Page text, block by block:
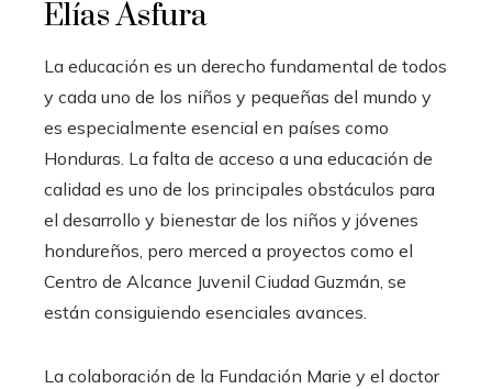
Elías Asfura
La educación es un derecho fundamental de todos
y cada uno de los niños y pequeñas del mundo y
es especialmente esencial en países como
Honduras. La falta de acceso a una educación de
calidad es uno de los principales obstáculos para
el desarrollo y bienestar de los niños y jóvenes
hondureños, pero merced a proyectos como el
Centro de Alcance Juvenil Ciudad Guzmán, se
están consiguiendo esenciales avances.
La colaboración de la Fundación Marie y el doctor